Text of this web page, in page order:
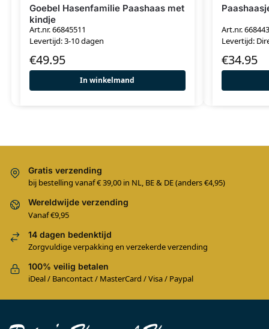
Goebel Hasenfamilie Paashaas met
kindje
Art.nr. 66845511
Levertijd: 3-10 dagen
€49.95
In winkelmand
Art.nr.
Levertijd:
€34.95
Gratis verzending
bij bestelling vanaf € 39,00 in NL, BE & DE (anders €4,95)
Wereldwijde verzending
Vanaf €9,95
14 dagen bedenktijd
Zorgvuldige verpakking en verzekerde verzending
100% veilig betalen
iDeal / Bancontact / MasterCard / Visa / Paypal